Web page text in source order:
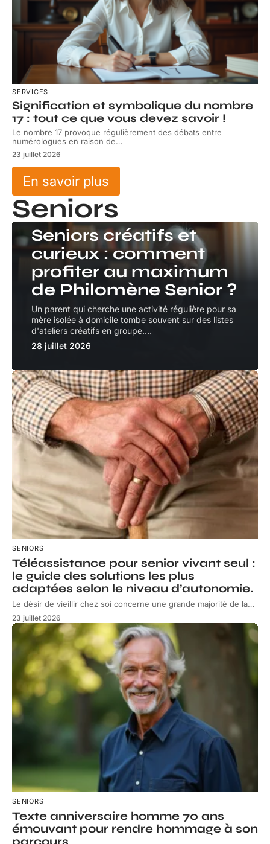
SERVICES
Signification et symbolique du nombre
17 : tout ce que vous devez savoir !
Le nombre 17 provoque régulièrement des débats entre
numérologues en raison de…
23 juillet 2026
En savoir plus
Seniors
SENIORS
Seniors créatifs et
curieux : comment
profiter au maximum
de Philomène Senior ?
Un parent qui cherche une activité régulière pour sa
mère isolée à domicile tombe souvent sur des listes
d'ateliers créatifs en groupe.…
28 juillet 2026
SENIORS
Téléassistance pour senior vivant seul :
le guide des solutions les plus
adaptées selon le niveau d’autonomie.
Le désir de vieillir chez soi concerne une grande majorité de la…
23 juillet 2026
SENIORS
Texte anniversaire homme 70 ans
émouvant pour rendre hommage à son
parcours